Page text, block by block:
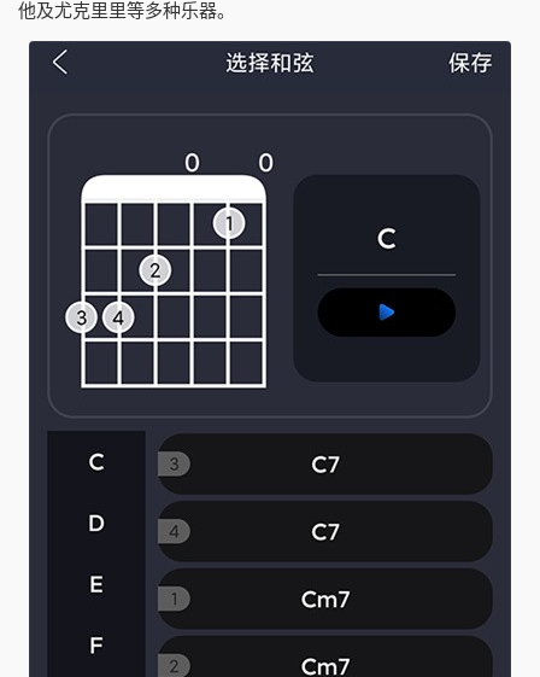
他及尤克里里等多种乐器。